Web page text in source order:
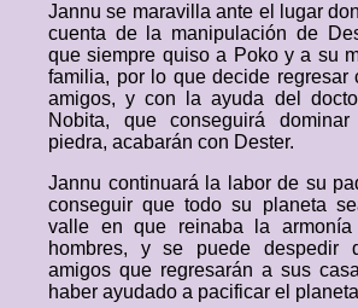
Jannu se maravilla ante el lugar
cuenta de la manipulación de
que siempre quiso a Poko y a su
familia, por lo que decide regresar
amigos, y con la ayuda del
Nobita, que conseguirá
piedra, acabarán con Dester.
Jannu continuará la labor de su
conseguir que todo su planeta
valle en que reinaba la
hombres, y se puede despedir
amigos que regresarán a sus
haber ayudado a pacificar el